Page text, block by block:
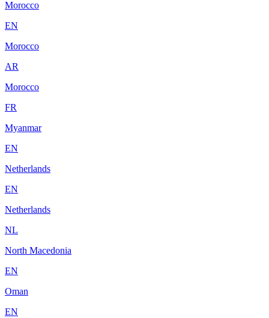
Morocco
EN
Morocco
AR
Morocco
FR
Myanmar
EN
Netherlands
EN
Netherlands
NL
North Macedonia
EN
Oman
EN